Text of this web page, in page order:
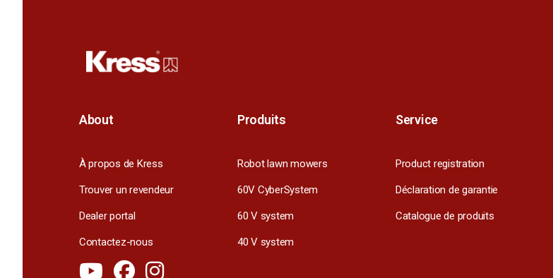
About
À propos de Kress
Trouver un revendeur
Dealer portal
Contactez-nous
Produits
Robot lawn mowers
60V CyberSystem
60 V system
40 V system
Service
Product registration
Déclaration de garantie
Catalogue de produits